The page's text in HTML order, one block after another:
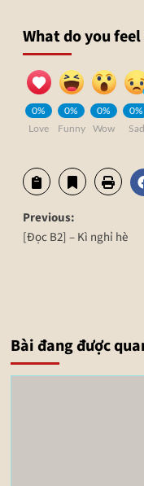
What do you
0%
Love
0%
Funny
0%
Wow
0%
Sad
Previous:
[Đọc B2] – Kì nghỉ hè
Bài đang được